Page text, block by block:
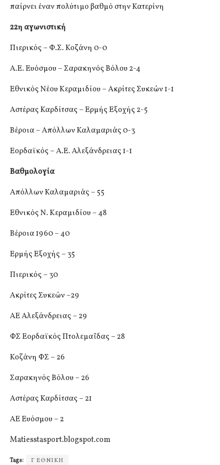
παίρνει έναν πολύτιμο βαθμό στην Κατερίνη
22η αγωνιστική
Πιερικός – Φ.Σ. Κοζάνη 0-0
Α.Ε. Ευόσμου – Σαρακηνός Βόλου 2-4
Εθνικός Νέου Κεραμιδίου – Ακρίτες Συκεών 1-1
Αστέρας Καρδίτσας – Ερμής Εξοχής 2-5
Βέροια – Απόλλων Καλαμαριάς 0-3
Εορδαϊκός – Α.Ε. Αλεξάνδρειας 1-1
Βαθμολογία
Απόλλων Καλαμαριάς – 55
Εθνικός Ν. Κεραμιδίου – 48
Βέροια 1960 – 40
Ερμής Εξοχής – 35
Πιερικός – 30
Ακρίτες Συκεών –29
ΑΕ Αλεξάνδρειας – 29
ΦΣ Εορδαϊκός Πτολεμαΐδας – 28
Κοζάνη ΦΣ – 26
Σαρακηνός Βόλου – 26
Αστέρας Καρδίτσας – 21
ΑΕ Ευόσμου – 2
Matiesstasport.blogspot.com
Tags: Γ ΕΘΝΙΚΗ